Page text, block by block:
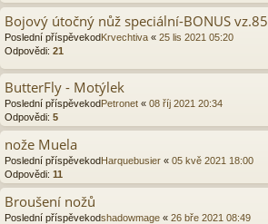
Bojový útočný nůž speciální-BONUS vz.85
Poslední příspěvekodKrvechtiva « 25 lis 2021 05:20
Odpovědi: 21
ButterFly - Motýlek
Poslední příspěvekodPetronet « 08 říj 2021 20:34
Odpovědi: 5
nože Muela
Poslední příspěvekodHarquebusier « 05 kvě 2021 18:00
Odpovědi: 11
Broušení nožů
Poslední příspěvekodshadowmage « 26 bře 2021 08:49